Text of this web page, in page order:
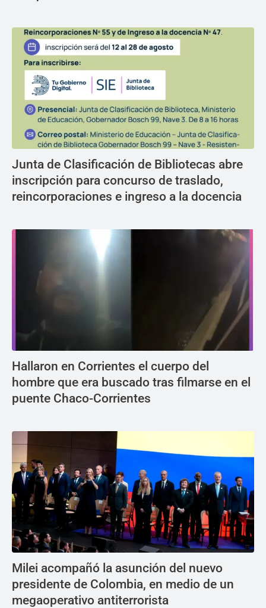
Junta de Clasificación de Bibliotecas abre
inscripción para concurso de traslado,
reincorporaciones e ingreso a la docencia
Hallaron en Corrientes el cuerpo del
hombre que era buscado tras filmarse en el
puente Chaco-Corrientes
Milei acompañó la asunción del nuevo
presidente de Colombia, en medio de un
megaoperativo antiterrorista